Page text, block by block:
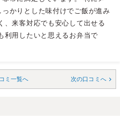
かりとした味付けでご飯が進み
、来客対応でも安心して出せる
利用したいと思えるお弁当で
ミ一覧へ 次の口コミへ